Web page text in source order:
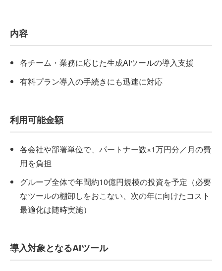
内容
各チーム・業務に応じた生成AIツールの導入支援
有料プラン導入の手続きにも迅速に対応
利用可能金額
各会社や部署単位で、パートナー数×1万円分／月の費
用を負担
グループ全体で年間約10億円規模の投資を予定（必要
なツールの棚卸しをおこない、次の年に向けたコスト
最適化は随時実施）
導入対象となるAIツール